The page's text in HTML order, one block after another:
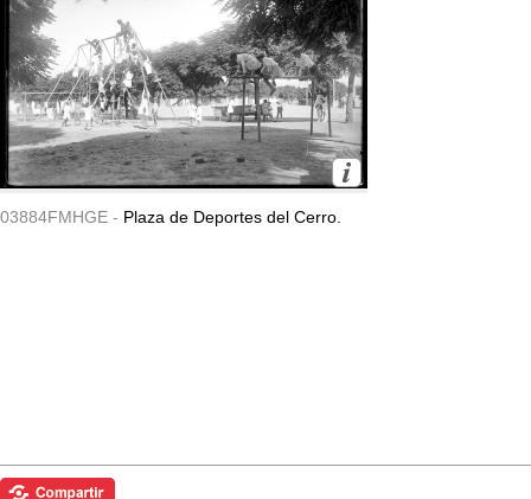
03884FMHGE - Plaza de Deportes del Cerro.